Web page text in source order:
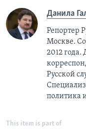
Данила
Репортер
Москве.
2012 года.
Русской
политика
This item is part of